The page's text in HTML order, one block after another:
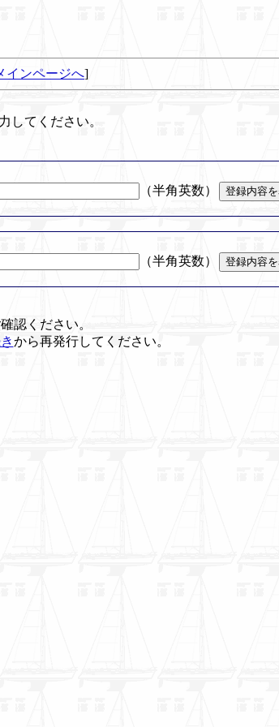
インページへ]
してください。
（半角英数）
（半角英数）
認ください。
から再発行してください。